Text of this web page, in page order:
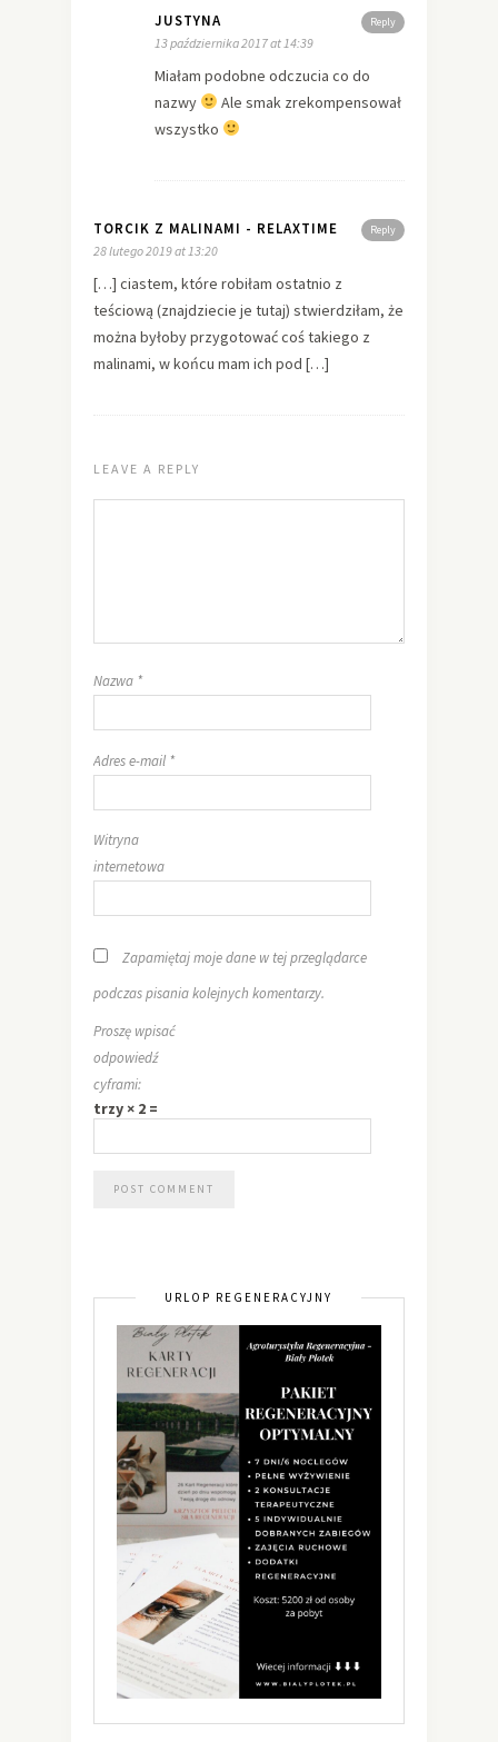
Reply
JUSTYNA
13 października 2017 at 14:39
Miałam podobne odczucia co do
nazwy
Ale smak zrekompensował
wszystko
Reply
TORCIK Z MALINAMI - RELAXTIME
28 lutego 2019 at 13:20
[…] ciastem, które robiłam ostatnio z
teściową (znajdziecie je tutaj) stwierdziłam, że
można byłoby przygotować coś takiego z
malinami, w końcu mam ich pod […]
LEAVE A REPLY
Nazwa *
Adres e-mail *
Witryna
internetowa
Zapamiętaj moje dane w tej przeglądarce
podczas pisania kolejnych komentarzy.
Proszę wpisać
odpowiedź
cyframi:
trzy × 2 =
URLOP REGENERACYJNY